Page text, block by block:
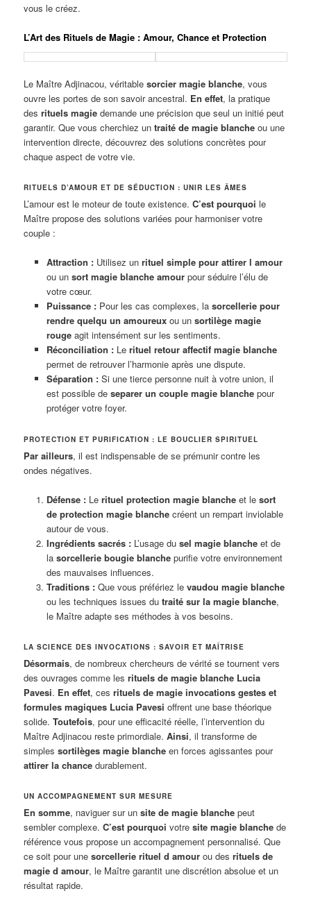
vous le créez.
L’Art des Rituels de Magie : Amour, Chance et Protection
Le Maître Adjinacou, véritablesorcier magie blanche, vous
ouvre les portes de son savoir ancestral. En effet, la pratique
desrituels magie demande une précision que seul un initié peut
garantir. Que vous cherchiez untraité de magie blanche ou une
intervention directe, découvrez des solutions concrètes pour
chaque aspect de votre vie.
RITUELS D’AMOUR ET DE SÉDUCTION : UNIR LES ÂMES
L’amour est le moteur de toute existence.C’est pourquoi le
Maître propose des solutions variées pour harmoniser votre
couple :
Attraction :Utilisez un rituel simple pour attirer l amour
ou un sort magie blanche amourpour séduire l’élu de
votre cœur.
Puissance :Pour les cas complexes, la sorcellerie pour
rendre quelqu un amoureuxou un sortilège magie
rougeagit intensément sur les sentiments.
Réconciliation :Le rituel retour affectif magie blanche
permet de retrouver l’harmonie après une dispute.
Séparation :Si une tierce personne nuit à votre union, il
est possible de separer un couple magie blanchepour
protéger votre foyer.
PROTECTION ET PURIFICATION : LE BOUCLIER SPIRITUEL
Par ailleurs, il est indispensable de se prémunir contre les
ondes négatives.
Défense :Le rituel protection magie blancheet le sort
de protection magie blanchecréent un rempart inviolable
autour de vous.
Ingrédients sacrés :L’usage du sel magie blancheet de
la sorcellerie bougie blanchepurifie votre environnement
des mauvaises influences.
Traditions :Que vous préfériez le vaudou magie blanche
ou les techniques issues du traité sur la magie blanche,
le Maître adapte ses méthodes à vos besoins.
LA SCIENCE DES INVOCATIONS : SAVOIR ET MAÎTRISE
Désormais, de nombreux chercheurs de vérité se tournent vers
des ouvrages comme lesrituels de magie blanche Lucia
Pavesi. En effet, cesrituels de magie invocations gestes et
formules magiques Lucia Pavesi offrent une base théorique
solide.Toutefois, pour une efficacité réelle, l’intervention du
Maître Adjinacou reste primordiale.Ainsi, il transforme de
simplessortilèges magie blanche en forces agissantes pour
attirer la chance durablement.
UN ACCOMPAGNEMENT SUR MESURE
En somme, naviguer sur unsite de magie blanche peut
sembler complexe.C’est pourquoi votresite magie blanche de
référence vous propose un accompagnement personnalisé. Que
ce soit pour unesorcellerie rituel d amour ou desrituels de
magie d amour, le Maître garantit une discrétion absolue et un
résultat rapide.